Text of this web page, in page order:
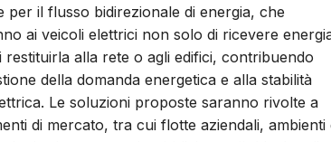
per il flusso bidirezionale di energia, che
ai veicoli elettrici non solo di ricevere
restituirla alla rete o agli edifici, contribuendo
della domanda energetica e alla stabilità
Le soluzioni proposte saranno rivolte a
di mercato, tra cui flotte aziendali, ambienti